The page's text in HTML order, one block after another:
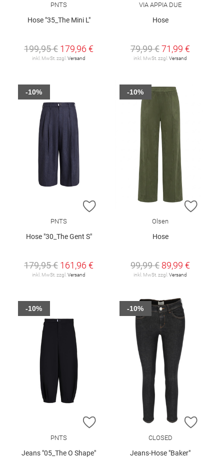
PNTS
Hose "35_The Mini L"
199,95 € 179,96 €
inkl. MwSt. zzgl. Versand
VIA APPIA DUE
Hose
79,99 €71,99 €
inkl. MwSt. zzgl. Versand
ZUR WUNSCHLISTE HINZUFÜGEN
PNTS
Hose "30_The Gent S"
179,95 € 161,96 €
inkl. MwSt. zzgl. Versand
-10%
ZUR
Olsen
Hose
99,99 € 89,99 €
inkl. MwSt. zzgl. Versand
-10%
ZUR WUNSCHLISTE HINZUFÜGEN
PNTS
Jeans "05_The O Shape"
-10%
ZUR
CLOSED
Jeans-Hose "Baker"
-10%